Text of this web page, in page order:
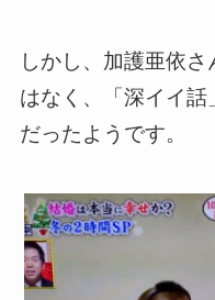
しかし、加護亜依
はなく、「深イイ
だったようです。